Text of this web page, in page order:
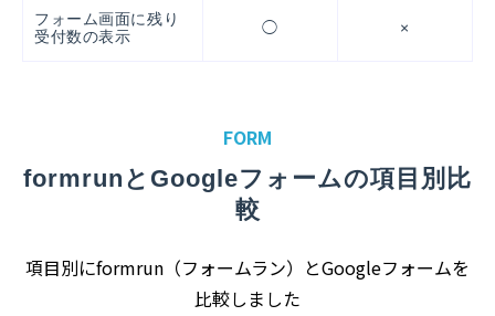
フォーム画面に残り
受付数の表示
◯ ×
FORM
formrunとGoogleフォームの項目別比
較
項目別にformrun（フォームラン）とGoogleフォームを
比較しました